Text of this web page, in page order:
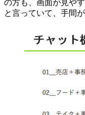
の方も、画面が見や
と言っていて、手間